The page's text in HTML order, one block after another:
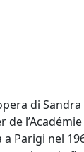
di
Parigi nel